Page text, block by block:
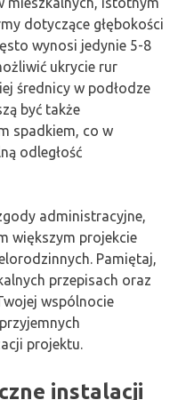
dotyczące głębokości
wynosi jedynie 5-8
ukrycie rur
średnicy w podłodze
być także
spadkiem, co w
odległość
administracyjne,
większym projekcie
Pamiętaj,
przepisach oraz
wspólnocie
projektu.
instalacji